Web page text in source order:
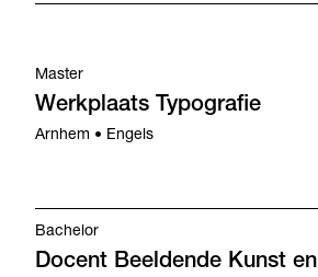
Master
Werkplaats Typografie
Arnhem • Engels
Bachelor
Docent Beeldende Kunst en